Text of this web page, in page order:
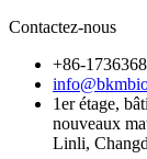
Contactez-nous
+86-
1er étage,
nouveaux
Linli,